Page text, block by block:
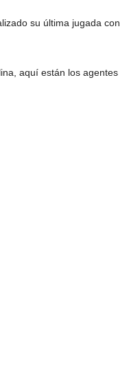
su última jugada con
aquí están los agentes